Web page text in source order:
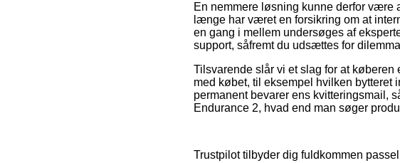
En nemmere løsning kunne derfor være
længe har været en forsikring om at
en gang i mellem undersøges af
support, såfremt du udsættes for
Tilsvarende slår vi et slag for at
med købet, til eksempel hvilken bytteret
permanent bevarer ens kvitteringsmail,
Endurance 2, hvad end man søger
Trustpilot tilbyder dig fuldkommen